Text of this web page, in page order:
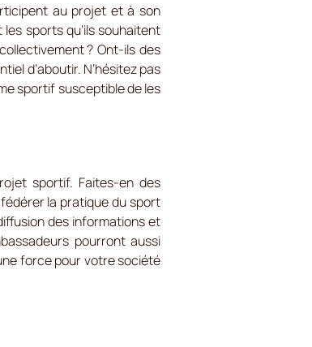
au projet et à son
sports qu’ils souhaitent
? Ont-ils des
d’aboutir. N’hésitez pas
sportif susceptible de les
sportif. Faites-en des
la pratique du sport
des informations et
pourront aussi
force pour votre société